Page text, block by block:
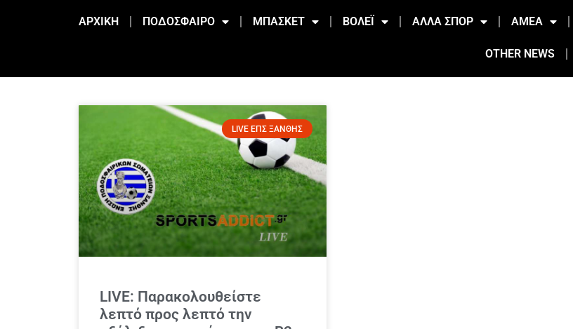
ΑΡΧΙΚΗ ΠΟΔΟΣΦΑΙΡΟ ΜΠΑΣΚΕΤ ΒΟΛΕΪ ΑΛΛΑ ΣΠΟΡ ΑΜΕΑ
OTHER NEWS
LIVE ΕΠΣ ΞΑΝΘΗΣ
LIVE: Παρακολουθείστε
λεπτό προς λεπτό την